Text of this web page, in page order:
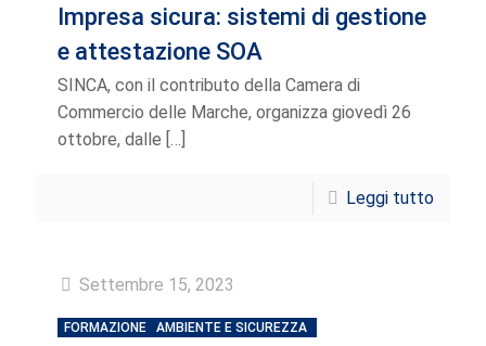
Impresa sicura: sistemi di gestione
e attestazione SOA
SINCA, con il contributo della Camera di
Commercio delle Marche, organizza giovedì 26
ottobre, dalle […]
Leggi tutto
Settembre 15, 2023
FORMAZIONE AMBIENTE E SICUREZZA